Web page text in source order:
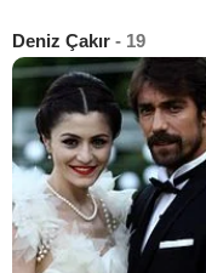
Deniz Çakır - 19